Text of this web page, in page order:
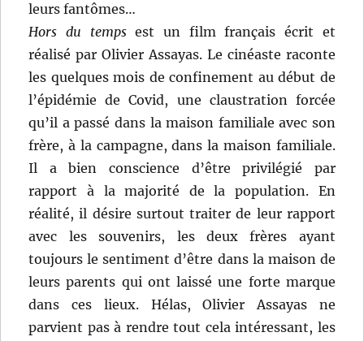
leurs fantômes…
Hors du tempsest un film français écrit et
réalisé par Olivier Assayas. Le cinéaste raconte
les quelques mois de confinement au début de
l’épidémie de Covid, une claustration forcée
qu’il a passé dans la maison familiale avec son
frère, à la campagne, dans la maison familiale.
Il a bien conscience d’être privilégié par
rapport à la majorité de la population. En
réalité, il désire surtout traiter de leur rapport
avec les souvenirs, les deux frères ayant
toujours le sentiment d’être dans la maison de
leurs parents qui ont laissé une forte marque
dans ces lieux. Hélas, Olivier Assayas ne
parvient pas à rendre tout cela intéressant, les